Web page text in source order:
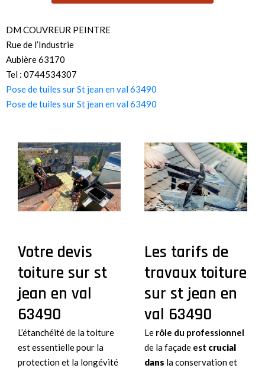
DM COUVREUR PEINTRE
Rue de l’Industrie
Aubière 63170
Tel : 0744534307
Pose de tuiles sur St jean en val 63490
Pose de tuiles sur St jean en val 63490
Votre devis
toiture sur st
jean en val
63490
L’étanchéité de la toiture
est essentielle pour la
protection et la longévité
Les tarifs de
travaux toiture
sur st jean en
val 63490
Le rôle du professionnel
de la façade est crucial
dans la conservation et